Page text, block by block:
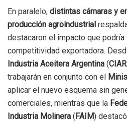
En paralelo, distintas cámaras y
producción agroindustrial
destacaron el impacto que
competitividad exportadora.
Industria Aceitera Argentina (
trabajarán en conjunto con el
aplicar el nuevo esquema sin
comerciales, mientras que la
Industria Molinera ( FAIM)